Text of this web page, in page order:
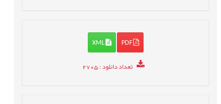
PDF
XML
تعداد دانلود: 2705